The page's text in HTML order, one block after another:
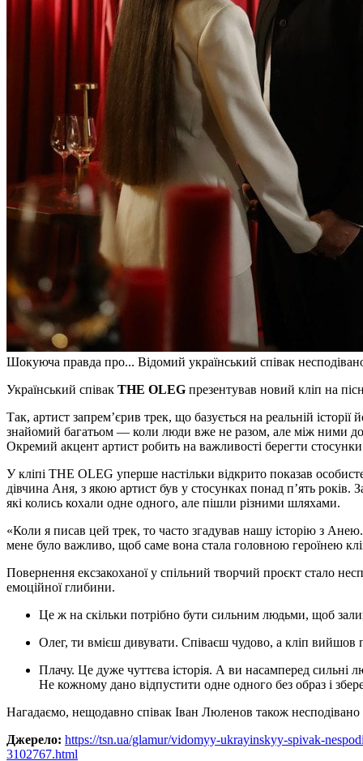
Шокуюча правда про... Відомий український співак
Український співак THE OLEG презентував новий кліп на
Так, артист запрем’єрив трек, що базується на реальній
знайомий багатьом — коли люди вже не разом, але між ними
Окремий акцент артист робить на важливості берегти стосунки
У кліпі THE OLEG уперше настільки відкрито показав
дівчина Аня, з якою артист був у стосунках понад п’ять
які колись кохали одне одного, але пішли різними шляхами.
«Коли я писав цей трек, то часто згадував нашу історію з
мене було важливо, щоб саме вона стала головною героїнею
Повернення ексзакоханої у спільний творчий проєкт стало
емоційної глибини.
Це ж на скільки потрібно бути сильним людьми, щоб
Олег, ти вмієш дивувати. Співаєш чудово, а кліп
Плачу. Це дуже чуттєва історія. А ви насамперед сильні люди, які змогли гідно закінчити цю історію.
Не кожному дано відпустити одне одного без образ і
Нагадаємо, нещодавно співак Іван Люленов також несподівано
Джерело: https://tsn.ua/glamur/vidomyy-ukrayinskyy-spivak-
3102767.html